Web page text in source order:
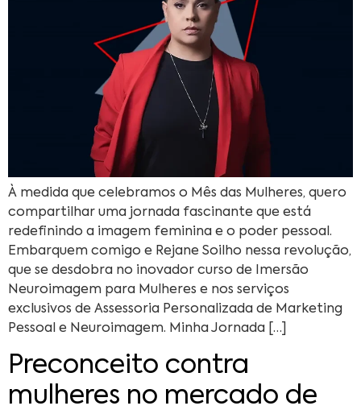
À medida que celebramos o Mês das Mulheres, quero
compartilhar uma jornada fascinante que está
redefinindo a imagem feminina e o poder pessoal.
Embarquem comigo e Rejane Soilho nessa revolução,
que se desdobra no inovador curso de Imersão
Neuroimagem para Mulheres e nos serviços
exclusivos de Assessoria Personalizada de Marketing
Pessoal e Neuroimagem. Minha Jornada […]
Preconceito contra
mulheres no mercado de